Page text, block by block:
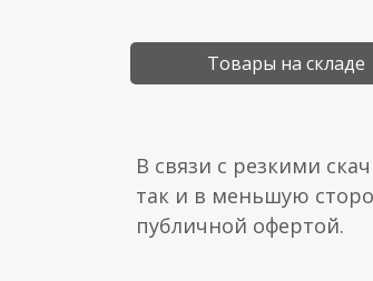
Товары на складе
В связи с резкими
так и в меньшую
публичной офертой.